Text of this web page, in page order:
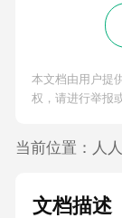
本文档由用户提
权，请进行举报
当前位置： 人
文档描述